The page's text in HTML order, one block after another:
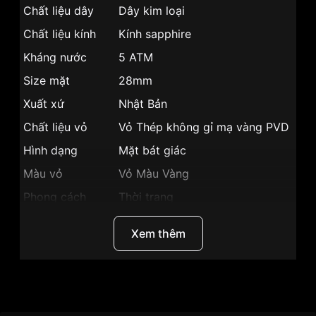
Chất liệu dây
Dây kim loại
Chất liệu kính
Kính sapphire
Kháng nước
5 ATM
Size mặt
28mm
Xuất xứ
Nhật Bản
Chất liệu vỏ
Vỏ Thép không gỉ mạ vàng PVD
Hình dạng
Mặt bát giác
Màu vỏ
Vỏ Màu Vàng
Phong cách
Thời trang
Dạ quang, Lịch ngày, Giờ, Phút,
Giây
Xem thêm